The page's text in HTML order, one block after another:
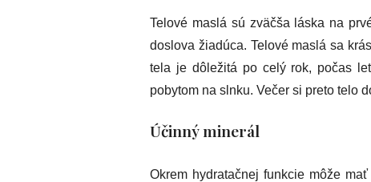
Telové maslá sú zväčša láska na
doslova žiadúca. Telové maslá sa
tela je dôležitá po celý rok, počas
pobytom na slnku. Večer si preto telo
Účinný minerál
Okrem hydratačnej funkcie môže